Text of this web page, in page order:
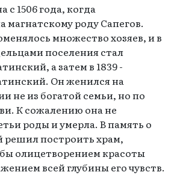
с 1506 года, когда
магнатскому роду Сапегов.
множество хозяев, и в
поселения стал
а затем в 1839 -
Он женился на
не из богатой семьи, но по
К сожалению она не
роды и умерла. В память о
решил построить храм,
олицетворением красоты
всей глубины его чувств.